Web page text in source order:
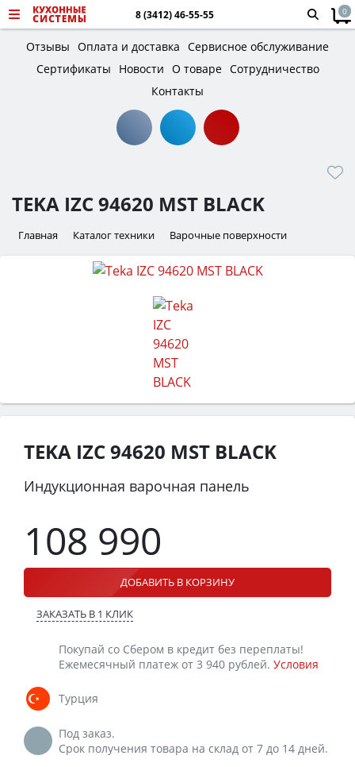
8 (3412) 46-55-55 0
Отзывы Оплата и доставка Сервисное обслуживание
Сертификаты
Новости О товаре Сотрудничество
Контакты
TEKA IZC 94620 MST BLACK
Главная Каталог техники Варочные поверхности
TEKA IZC 94620 MST BLACK
Индукционная варочная панель
108 990
ДОБАВИТЬ В КОРЗИНУ
ЗАКАЗАТЬ В 1 КЛИК
Покупай со Сбером в кредит без переплаты!
Ежемесячный платеж от 3 940 рублей. Условия
Турция
Под заказ.
Срок получения товара на склад от 7 до 14 дней.